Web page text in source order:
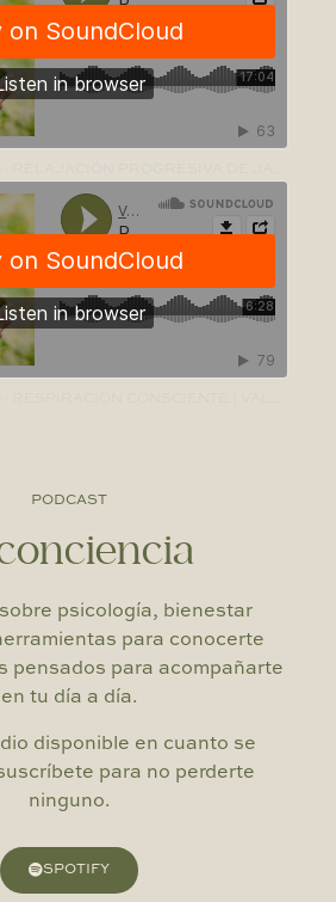
PODCAST
psicología, bienestar
para conocerte
pensados para acompañarte
en tu día a día.
disponible en cuanto se
para no perderte
ninguno.
SPOTIFY